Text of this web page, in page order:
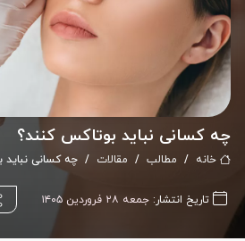
چه کسانی نباید بوتاکس کنند؟
خانه مطالب مقالات چه کسانی نباید
تاریخ انتشار: جمعه ۲۸ فروردین ۱۴۰۵